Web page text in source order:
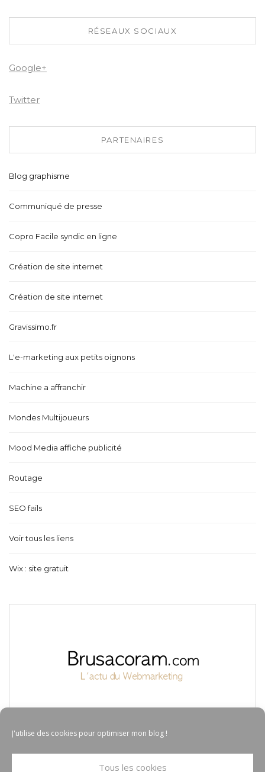
J'utilise des cookies pour optimiser mon blog !
Tous les cookies
RÉSEAUX SOCIAUX
Google+
Twitter
PARTENAIRES
Blog graphisme
Communiqué de presse
Copro Facile syndic en ligne
Création de site internet
Création de site internet
Gravissimo.fr
L'e-marketing aux petits oignons
Machine a affranchir
Mondes Multijoueurs
Mood Media affiche publicité
Routage
SEO fails
Voir tous les liens
Wix : site gratuit